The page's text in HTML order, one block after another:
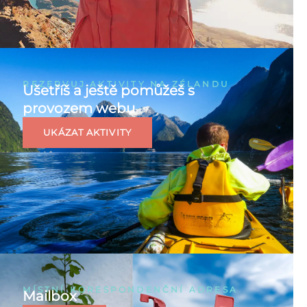
REZERVUJ AKTIVITY NA ZÉLANDU
Ušetříš a ještě pomůžeš s
provozem webu
UKÁZAT AKTIVITY
MÍSTNÍ KORESPONDENČNÍ ADRESA
Mailbox